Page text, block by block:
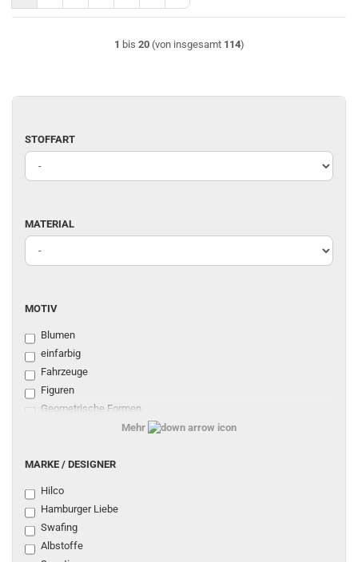
1 bis 20(von insgesamt 114)
STOFFART
STOFFART
MATERIAL
MATERIAL
MOTIV
MOTIV
Blumen
einfarbig
Fahrzeuge
Figuren
Geometrische Formen
Punkte
Weihnachten
Mehr
MARKE
DESIGNER
MARKE / DESIGNER
Hilco
Hamburger Liebe
Swafing
Albstoffe